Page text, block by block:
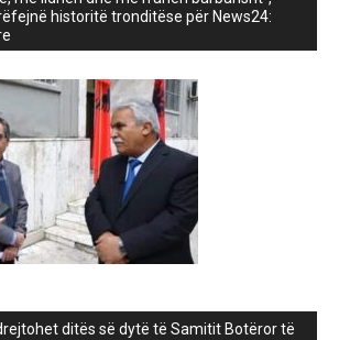
historitë tronditëse për News24:
ditës së dytë të Samitit Botëror të